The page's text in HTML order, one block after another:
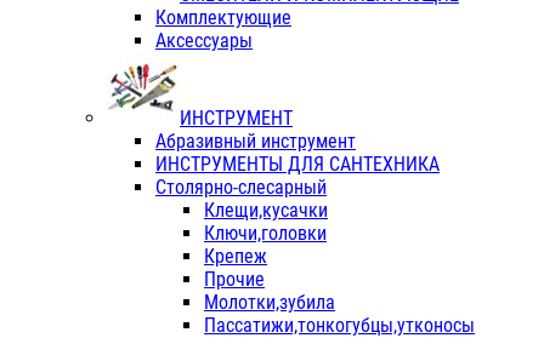
Комплектующие
Аксессуары
ИНСТРУМЕНТ
Абразивный инструмент
ИНСТРУМЕНТЫ ДЛЯ САНТЕХНИКА
Столярно-слесарный
Клещи,кусачки
Ключи,головки
Крепеж
Прочие
Молотки,зубила
Пассатижи,тонкогубцы,утконосы